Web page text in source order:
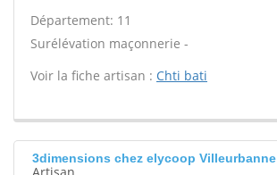
Département: 11
Surélévation maçonnerie -
Voir la fiche artisan : Chti bati
3dimensions chez elycoop Villeurbanne